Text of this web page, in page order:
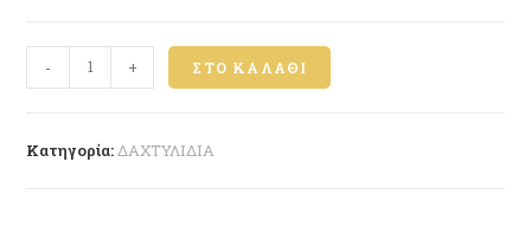
- + ΣΤΟ ΚΑΛΆΘΙ
Κατηγορία:ΔΑΧΤΥΛΙΔΙΑ